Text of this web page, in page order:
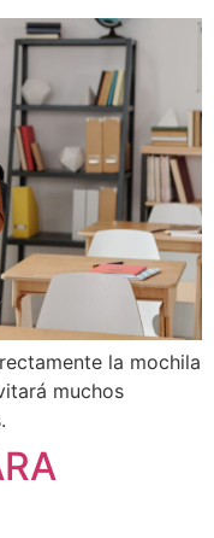
la mochila
muchos